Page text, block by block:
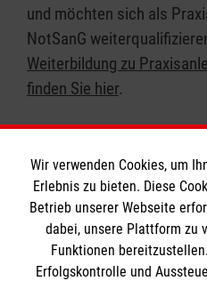
und möchten sich als
NotSanG
Weiterbildung zu
finden Sie hier.
Bildungszentrum
Wir verwenden Cookies, um
Erlebnis zu bieten. Diese
Betrieb unserer Webseite
dabei, unsere Plattform zu
Funktionen
Erfolgskontrolle und